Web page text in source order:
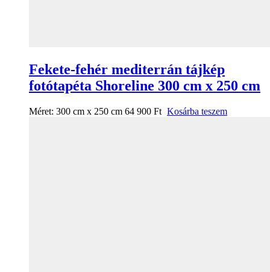
Fekete-fehér mediterrán tájkép
fotótapéta Shoreline 300 cm x 250 cm
Méret: 300 cm x 250 cm 64 900 Ft Kosárba teszem